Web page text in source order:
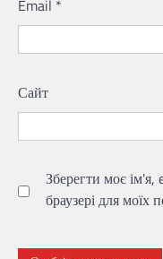
Email *
Сайт
Зберегти моє
браузері для моїх